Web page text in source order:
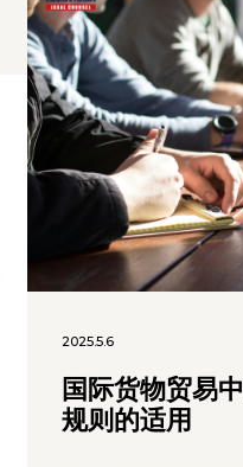
2025.5.6
国际货物贸易
规则的适用